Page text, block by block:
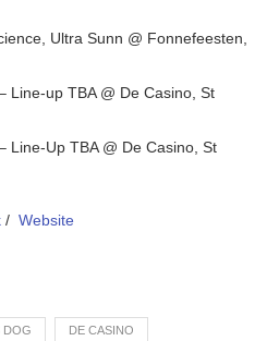
Ultra Sunn @ Fonnefeesten,
up TBA @ De Casino, St
Up TBA @ De Casino, St
/ Website
DOG DE CASINO